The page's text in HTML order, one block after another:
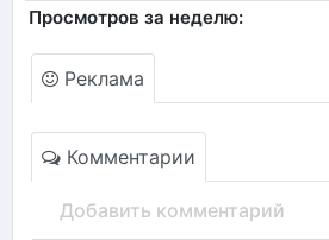
Просмотров за неделю:
Реклама
Комментарии
Добавить комментарий